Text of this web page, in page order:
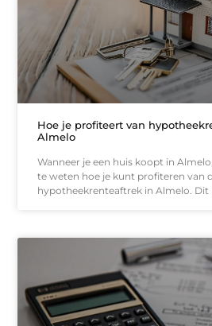
Hoe je profiteert van
Almelo
Wanneer je een huis koopt in
te weten hoe je kunt profiteren van
hypotheekrenteaftrek in Almelo. Dit